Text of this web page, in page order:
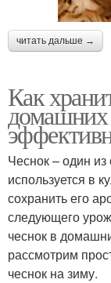
читать дальше →
Как
домашних
Чеснок – один
используется в
сохранить его
следующего
чеснок в
рассмотрим
чеснок на зиму.